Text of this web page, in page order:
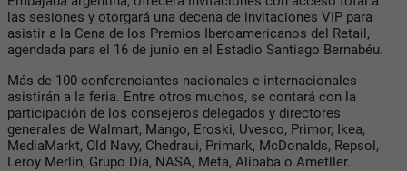
las sesiones y otorgará una decena de invitaciones VIP para
asistir a la Cena de los Premios Iberoamericanos del Retail,
agendada para el 16 de junio en el Estadio Santiago Bernabéu.
Más de 100 conferenciantes nacionales e internacionales
asistirán a la feria. Entre otros muchos, se contará con la
participación de los consejeros delegados y directores
generales de Walmart, Mango, Eroski, Uvesco, Primor, Ikea,
MediaMarkt, Old Navy, Chedraui, Primark, McDonalds, Repsol,
Leroy Merlin, Grupo Día, NASA, Meta, Alibaba o Ametller.